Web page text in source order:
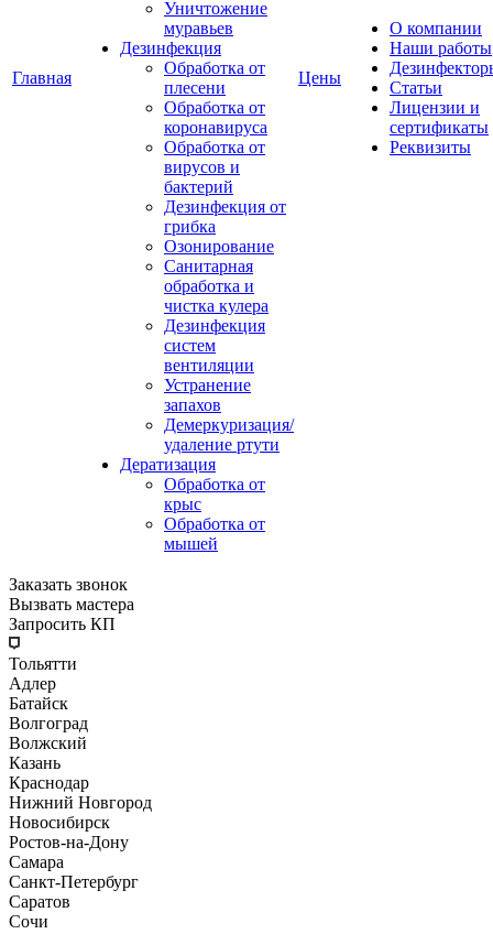
Главная
Уничтожение
муравьев
Дезинфекция
Обработка от
плесени
Обработка от
коронавируса
Обработка от
вирусов и
бактерий
Дезинфекция от
грибка
Озонирование
Санитарная
обработка и
чистка кулера
Дезинфекция
систем
вентиляции
Устранение
запахов
Демеркуризация/
удаление ртути
Дератизация
Обработка от
крыс
Обработка от
мышей
Цены
О компании
Наши работы
Статьи
Лицензии и
сертификаты
Реквизиты
Заказать звонок
Вызвать мастера
Запросить КП
Тольятти
Адлер
Батайск
Волгоград
Волжский
Казань
Краснодар
Нижний Новгород
Новосибирск
Ростов-на-Дону
Самара
Санкт-Петербург
Саратов
Сочи